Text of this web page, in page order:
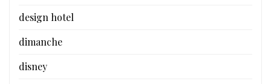
design hotel
dimanche
disney